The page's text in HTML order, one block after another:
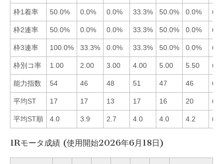
枠1着率 50.0% 0.0% 0.0% 33.3% 50.0% 0.0%
枠2連率 50.0% 0.0% 0.0% 33.3% 50.0% 0.0%
枠3連率 100.0% 33.3% 0.0% 33.3% 50.0% 0.0%
枠別コ率 1.00 2.00 3.00 4.00 5.00 5.50
能力指数 54 46 48 51 47 46
平均ST 17 17 13 17 16 20
平均ST順 4.0 3.9 2.7 4.0 4.0 4.2
1Rモータ成績 (使用開始2026年6月18日)